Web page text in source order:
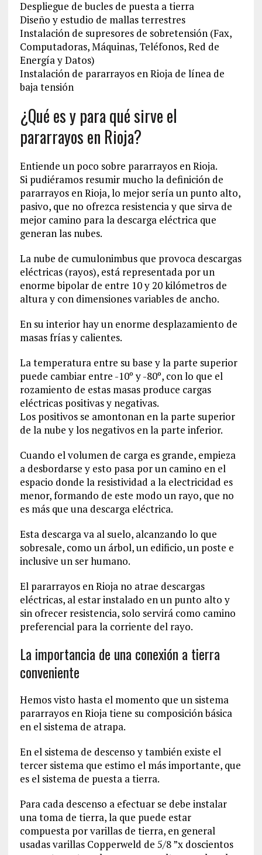
Despliegue de bucles de puesta a tierra
Diseño y estudio de mallas terrestres
Instalación de supresores de sobretensión (Fax,
Computadoras, Máquinas, Teléfonos, Red de
Energía y Datos)
Instalación de pararrayos en Rioja de línea de
baja tensión
¿Qué es y para qué sirve el
pararrayos en Rioja?
Entiende un poco sobre pararrayos en Rioja.
Si pudiéramos resumir mucho la definición de
pararrayos en Rioja, lo mejor sería un punto alto,
pasivo, que no ofrezca resistencia y que sirva de
mejor camino para la descarga eléctrica que
generan las nubes.
La nube de cumulonimbus que provoca descargas
eléctricas (rayos), está representada por un
enorme bipolar de entre 10 y 20 kilómetros de
altura y con dimensiones variables de ancho.
En su interior hay un enorme desplazamiento de
masas frías y calientes.
La temperatura entre su base y la parte superior
puede cambiar entre -10º y -80º, con lo que el
rozamiento de estas masas produce cargas
eléctricas positivas y negativas.
Los positivos se amontonan en la parte superior
de la nube y los negativos en la parte inferior.
Cuando el volumen de carga es grande, empieza
a desbordarse y esto pasa por un camino en el
espacio donde la resistividad a la electricidad es
menor, formando de este modo un rayo, que no
es más que una descarga eléctrica.
Esta descarga va al suelo, alcanzando lo que
sobresale, como un árbol, un edificio, un poste e
inclusive un ser humano.
El pararrayos en Rioja no atrae descargas
eléctricas, al estar instalado en un punto alto y
sin ofrecer resistencia, solo servirá como camino
preferencial para la corriente del rayo.
La importancia de una conexión a tierra
conveniente
Hemos visto hasta el momento que un sistema
pararrayos en Rioja tiene su composición básica
en el sistema de atrapa.
En el sistema de descenso y también existe el
tercer sistema que estimo el más importante, que
es el sistema de puesta a tierra.
Para cada descenso a efectuar se debe instalar
una toma de tierra, la que puede estar
compuesta por varillas de tierra, en general
usadas varillas Copperweld de 5/8 ”x doscientos